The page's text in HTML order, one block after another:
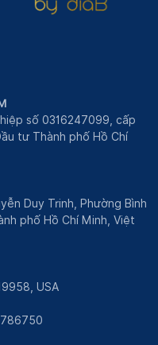
số 0316247099, cấp
tư Thành phố Hồ Chí
Duy Trinh, Phường Bình
phố Hồ Chí Minh, Việt
USA